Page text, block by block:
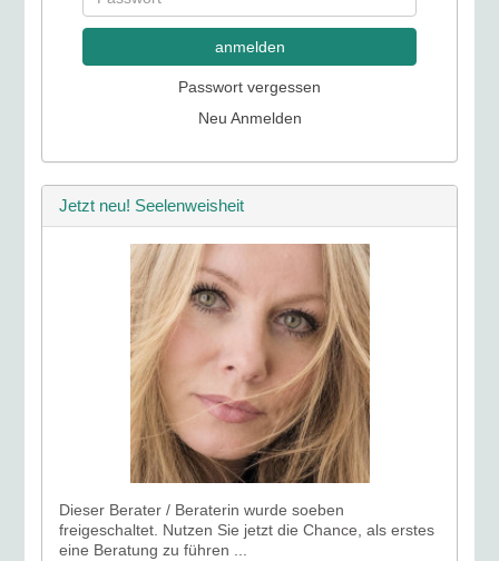
anmelden
Passwort vergessen
Neu Anmelden
Jetzt neu! Seelenweisheit
Dieser Berater / Beraterin wurde soeben
freigeschaltet. Nutzen Sie jetzt die Chance, als erstes
eine Beratung zu führen ...